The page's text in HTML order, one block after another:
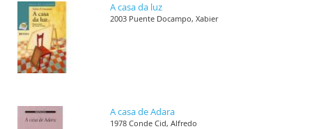
A casa da luz
2003 Puente Docampo, Xabier
A casa de Adara
1978 Conde Cid, Alfredo